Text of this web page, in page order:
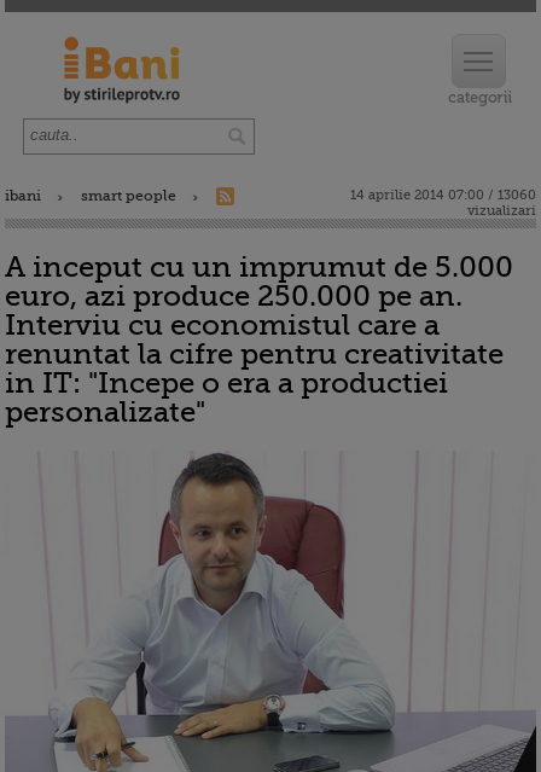
ibani smart people
14 aprilie 2014 07:00 / 13060
vizualizari
A inceput cu un imprumut de 5.000
euro, azi produce 250.000 pe an.
Interviu cu economistul care a
renuntat la cifre pentru creativitate
in IT: "Incepe o era a productiei
personalizate"